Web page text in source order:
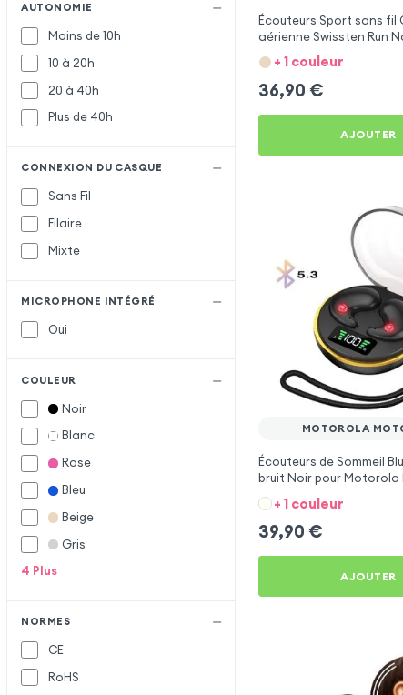
AUTONOMIE
Moins de 10h
10 à 20h
20 à 40h
Plus de 40h
CONNEXION DU CASQUE
Sans Fil
Filaire
Mixte
MICROPHONE INTÉGRÉ
Oui
COULEUR
Noir
Blanc
Rose
Bleu
Beige
Gris
4 Plus
NORMES
CE
RoHS
Écouteurs Sport sans fil
aérienne Swissten Run
Motorola Moto G55
+ 1 couleur
36,90 €
AJOUTER
MOTOROLA
Écouteurs de Sommeil
bruit Noir pour Motorola
+ 1 couleur
39,90 €
AJOUTER